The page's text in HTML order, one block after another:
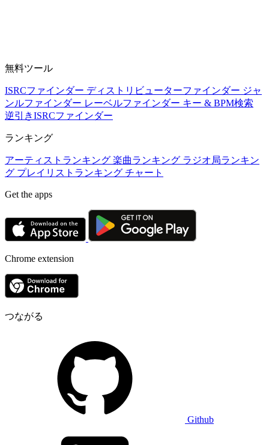
無料ツール
ISRCファインダー ディストリビューターファインダー ジャ
ンルファインダー レーベルファインダー キー & BPM検索
逆引きISRCファインダー
ランキング
アーティストランキング 楽曲ランキング ラジオ局ランキン
グ プレイリストランキング チャート
Get the apps
Chrome extension
つながる
Github